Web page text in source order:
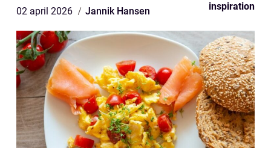
02 april 2026 Jannik Hansen inspiration